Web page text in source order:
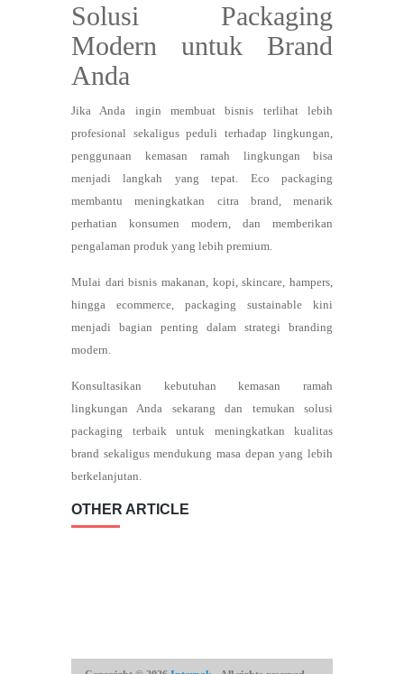
Solusi Packaging
Modern untuk Brand
Anda
Jika Anda ingin membuat bisnis terlihat lebih
profesional sekaligus peduli terhadap lingkungan,
penggunaan kemasan ramah lingkungan bisa
menjadi langkah yang tepat. Eco packaging
membantu meningkatkan citra brand, menarik
perhatian konsumen modern, dan memberikan
pengalaman produk yang lebih premium.
Mulai dari bisnis makanan, kopi, skincare, hampers,
hingga ecommerce, packaging sustainable kini
menjadi bagian penting dalam strategi branding
modern.
Konsultasikan kebutuhan kemasan ramah
lingkungan Anda sekarang dan temukan solusi
packaging terbaik untuk meningkatkan kualitas
brand sekaligus mendukung masa depan yang lebih
berkelanjutan.
OTHER ARTICLE